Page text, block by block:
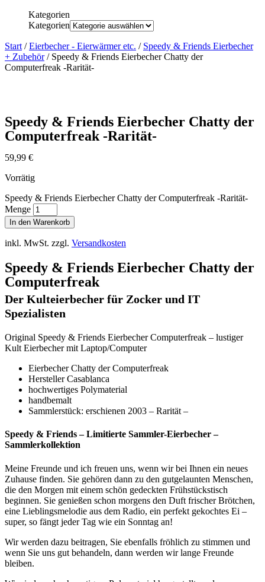
Kategorien
Kategorien
Start /Eierbecher - Eierwärmer etc. / Speedy & Friends Eierbecher
+ Zubehör/ Speedy & Friends Eierbecher Chatty der
Computerfreak -Rarität-
Speedy & Friends Eierbecher Chatty der
Computerfreak -Rarität-
59,99 €
Vorrätig
Speedy & Friends Eierbecher Chatty der Computerfreak -Rarität-
Menge
In den Warenkorb
inkl. MwSt. zzgl. Versandkosten
Speedy & Friends Eierbecher Chatty der
Computerfreak
Der Kulteierbecher für Zocker und IT
Spezialisten
Original Speedy & Friends Eierbecher Computerfreak – lustiger
Kult Eierbecher mit Laptop/Computer
Eierbecher Chatty der Computerfreak
Hersteller Casablanca
hochwertiges Polymaterial
handbemalt
Sammlerstück: erschienen 2003 – Rarität –
Speedy & Friends – Limitierte Sammler-Eierbecher –
Sammlerkollektion
Meine Freunde und ich freuen uns, wenn wir bei Ihnen ein neues
Zuhause finden. Sie gehören dann zu den gutgelaunten Menschen,
die den Morgen mit einem schön gedeckten Frühstückstisch
beginnen. Sie genießen schon morgens den Duft frischer Brötchen,
eine Lieblingsmelodie aus dem Radio, ein perfekt gekochtes Ei –
super, so fängt jeder Tag wie ein Sonntag an!
Wir werden dazu beitragen, Sie ebenfalls fröhlich zu stimmen und
wenn Sie uns gut behandeln, dann werden wir lange Freunde
bleiben.